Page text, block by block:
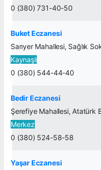
0 (380) 731-40-50
Buket Eczanesi
Sarıyer Mahallesi, Sağlık
Kaynaşlı
0 (380) 544-44-40
Bedir Eczanesi
Şerefiye Mahallesi, Atatürk
Merkez
0 (380) 524-58-58
Yaşar Eczanesi